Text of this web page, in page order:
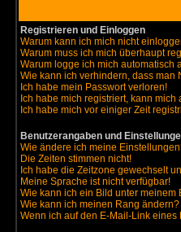
Registrieren und Einloggen
Warum kann ich mich nicht
Warum muss ich mich überhaupt
Warum logge ich mich automatisch
Wie kann ich verhindern, dass man
Ich habe mein Passwort verloren!
Ich habe mich registriert, kann
Ich habe mich vor einiger Zeit
Benutzerangaben und
Wie ändere ich meine
Die Zeiten stimmen nicht!
Ich habe die Zeitzone gewechselt
Meine Sprache ist nicht verfügbar!
Wie kann ich ein Bild unter
Wie kann ich meinen Rang ändern?
Wenn ich auf den E-Mail-Link